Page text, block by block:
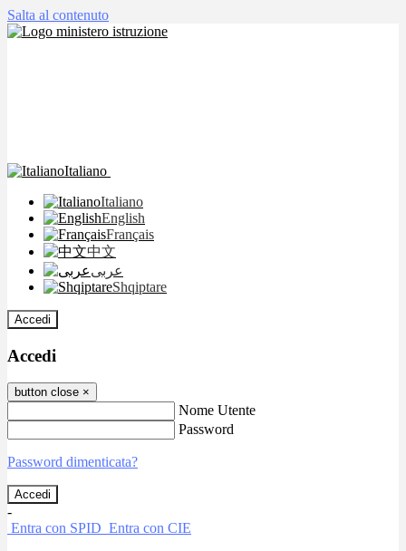
Salta al contenuto
Italiano
Italiano
English
Français
中文
عربى
Shqiptare
Accedi
Accedi
button close ×
Nome Utente
Password
Password dimenticata?
-
Entra con SPID Entra con CIE